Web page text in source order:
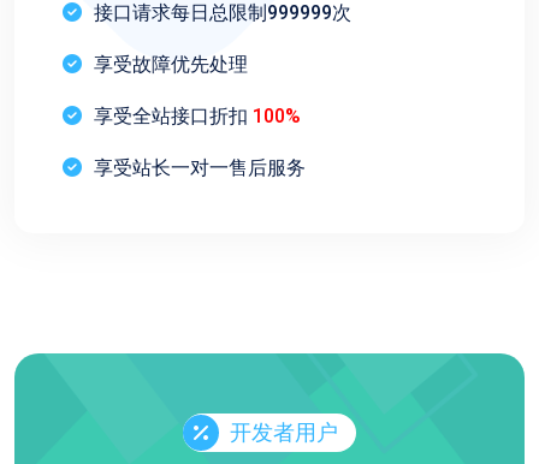
接口请求每日总限制999999次
享受故障优先处理
享受全站接口折扣 100%
享受站长一对一售后服务
开发者用户